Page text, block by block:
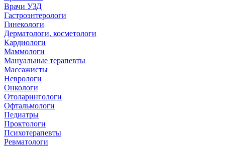
Врачи УЗД
Гастроэнтерологи
Гинекологи
Дерматологи, косметологи
Кардиологи
Маммологи
Мануальные терапевты
Массажисты
Неврологи
Онкологи
Отоларингологи
Офтальмологи
Педиатры
Проктологи
Психотерапевты
Ревматологи